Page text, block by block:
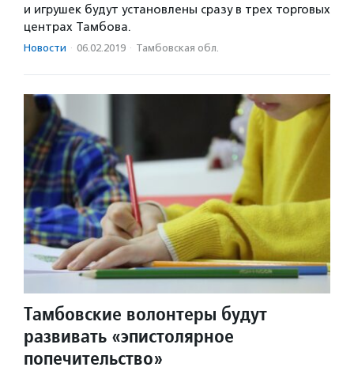
и игрушек будут установлены сразу в трех торговых
центрах Тамбова.
Новости · 06.02.2019 · Тамбовская обл.
Тамбовские волонтеры будут
развивать «эпистолярное
попечительство»